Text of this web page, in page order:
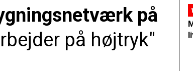
på
på højtryk"